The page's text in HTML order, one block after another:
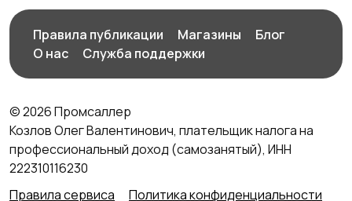
Правила публикации Магазины
Блог
О нас
Служба поддержки
© 2026 Промсаллер
Козлов Олег Валентинович, плательщик налога на
профессиональный доход (самозанятый), ИНН
222310116230
Правила сервиса
Политика конфиденциальности